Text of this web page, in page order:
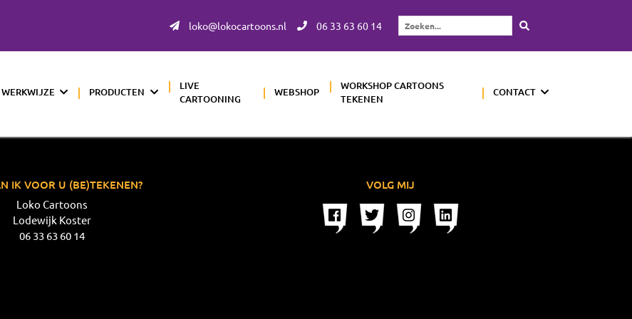
loko@lokocartoons.nl 06 33 63 60 14
Zoeken...
WERKWIJZE PRODUCTEN
LIVE
CARTOONING
WEBSHOP
WORKSHOP CARTOONS
TEKENEN
CONTACT
IK VOOR U (BE)TEKENEN?
Loko Cartoons
Lodewijk Koster
06 33 63 60 14
VOLG MIJ